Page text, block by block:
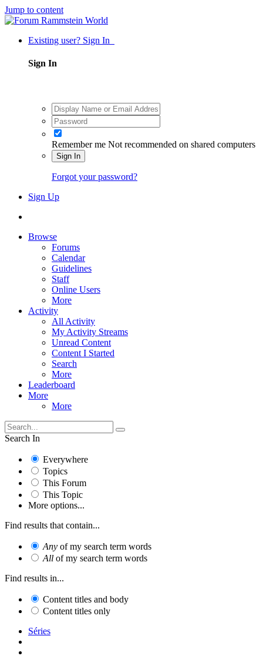
Jump to content
Existing user? Sign In
Sign In
Remember me Not recommended on shared computers
Sign In
Forgot your password?
Sign Up
Browse
Forums
Calendar
Guidelines
Staff
Online Users
More
Activity
All Activity
My Activity Streams
Unread Content
Content I Started
Search
More
Leaderboard
More
More
Search In
Everywhere
Topics
This Forum
This Topic
More options...
Find results that contain...
Any of my search term words
All of my search term words
Find results in...
Content titles and body
Content titles only
Séries